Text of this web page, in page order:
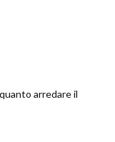
arredare il